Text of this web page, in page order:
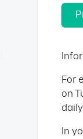
For
on
In